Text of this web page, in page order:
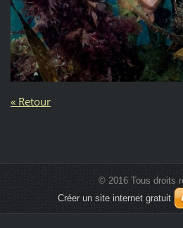
« Retour
© 2016 Tous droits
Créer un site internet gratuit